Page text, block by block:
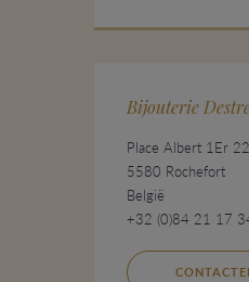
Bijouterie
Place Albert 1Er 22
5580 Rochefort
België
+32 (0)84 21 17